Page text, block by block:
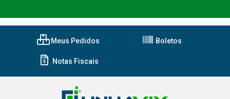
Meus Pedidos Boletos
Notas Fiscais